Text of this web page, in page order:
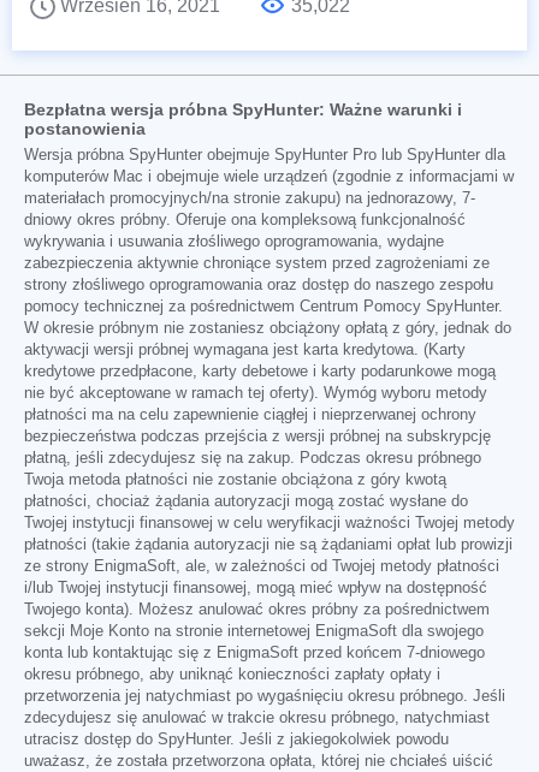
Wrzesień 16, 2021
35,022
Bezpłatna wersja próbna SpyHunter: Ważne warunki i
postanowienia
Wersja próbna SpyHunter obejmuje SpyHunter Pro lub SpyHunter dla
komputerów Mac i obejmuje wiele urządzeń (zgodnie z informacjami w
materiałach promocyjnych/na stronie zakupu) na jednorazowy, 7-
dniowy okres próbny. Oferuje ona kompleksową funkcjonalność
wykrywania i usuwania złośliwego oprogramowania, wydajne
zabezpieczenia aktywnie chroniące system przed zagrożeniami ze
strony złośliwego oprogramowania oraz dostęp do naszego zespołu
pomocy technicznej za pośrednictwem Centrum Pomocy SpyHunter.
W okresie próbnym nie zostaniesz obciążony opłatą z góry, jednak do
aktywacji wersji próbnej wymagana jest karta kredytowa. (Karty
kredytowe przedpłacone, karty debetowe i karty podarunkowe mogą
nie być akceptowane w ramach tej oferty). Wymóg wyboru metody
płatności ma na celu zapewnienie ciągłej i nieprzerwanej ochrony
bezpieczeństwa podczas przejścia z wersji próbnej na subskrypcję
płatną, jeśli zdecydujesz się na zakup. Podczas okresu próbnego
Twoja metoda płatności nie zostanie obciążona z góry kwotą
płatności, chociaż żądania autoryzacji mogą zostać wysłane do
Twojej instytucji finansowej w celu weryfikacji ważności Twojej metody
płatności (takie żądania autoryzacji nie są żądaniami opłat lub prowizji
ze strony EnigmaSoft, ale, w zależności od Twojej metody płatności
i/lub Twojej instytucji finansowej, mogą mieć wpływ na dostępność
Twojego konta). Możesz anulować okres próbny za pośrednictwem
sekcji Moje Konto na stronie internetowej EnigmaSoft dla swojego
konta lub kontaktując się z EnigmaSoft przed końcem 7-dniowego
okresu próbnego, aby uniknąć konieczności zapłaty opłaty i
przetworzenia jej natychmiast po wygaśnięciu okresu próbnego. Jeśli
zdecydujesz się anulować w trakcie okresu próbnego, natychmiast
utracisz dostęp do SpyHunter. Jeśli z jakiegokolwiek powodu
uważasz, że została przetworzona opłata, której nie chciałeś uiścić